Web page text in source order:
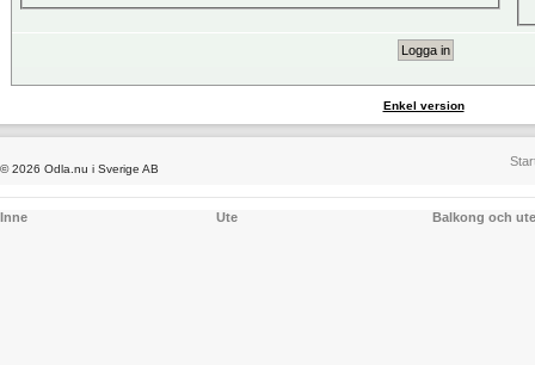
Enkel version
© 2026 Odla.nu i Sverige AB
Inne Ute Balkong och